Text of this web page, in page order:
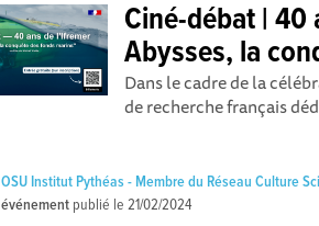
Ciné-débat | 40
Abysses, la
Dans le cadre de la
de recherche français
OSU Institut Pythéas - Membre du Réseau Culture
événement publié le21/02/2024